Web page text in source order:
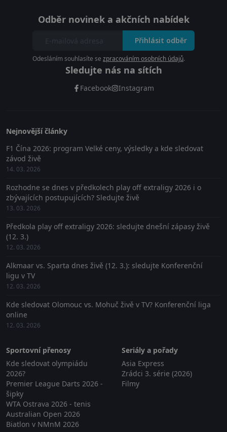
Odběr novinek a akčních nabídek
Přihlásit odběr
Odesláním souhlasíte se zpracováním osobních údajů.
Sledujte nás na sítích
Facebook Instagram
Nejnovější články
F1 Čína 2026: program Velké ceny, výsledky a kde sledovat
závod živě
14. 03. 2026
Rozhodne se dnes v předkolech play off extraligy 2026 i o
zbývajících postupujících? Sledujte živě
13. 03. 2026
Předkola play off extraligy 2026: sledujte dnešní zápasy živě
(12. 3.)
12. 03. 2026
Alkmaar vs. Sparta dnes živě (12. 3.): sledujte Konferenční
ligu v TV
12. 03. 2026
Kde sledovat Olomouc vs. Mohuč živě v TV? Konferenční liga
online
12. 03. 2026
Sportovní přenosy
Kde sledovat olympiádu
2026?
Premier League Darts 2026 -
šipky
WTA Ostrava 2026 - tenis
Australian Open 2026
Biatlon v NMnM 2026
Seriály a pořady
Asia Express
Zrádci 3. série (2026)
Filmy